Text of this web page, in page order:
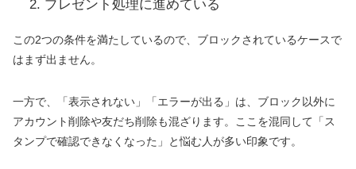
プレゼント処理に進めている
この2つの条件を満たしているので、ブロックされているケースで
はまず出ません。
一方で、「表示されない」「エラーが出る」は、ブロック以外に
アカウント削除や友だち削除も混ざります。ここを混同して「ス
タンプで確認できなくなった」と悩む人が多い印象です。